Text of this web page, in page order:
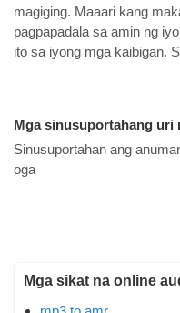
magiging. Maaari kang
pagpapadala sa amin ng
ito sa iyong mga kaibigan.
Mga sinusuportahang uri
Sinusuportahan ang
oga
Mga sikat na online